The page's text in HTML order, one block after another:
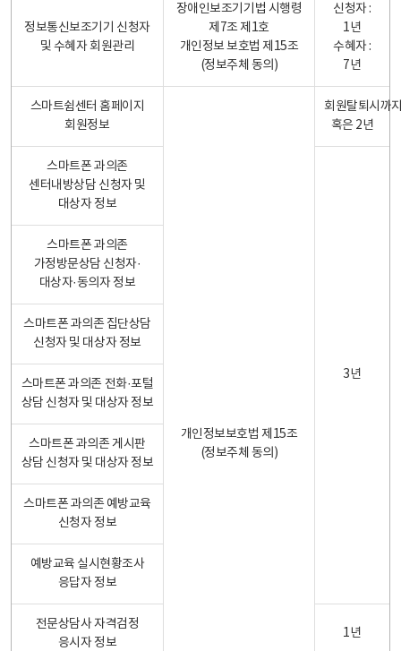
정보통신보조기기 신청자
및 수혜자 회원관리
장애인보조기기법 시행령
제7조 제1호
개인정보 보호법 제15조
(정보주체 동의)
신청자 :
1년
수혜자 :
7년
스마트쉼센터 홈페이지
회원정보
개인정보보호법 제15조
(정보주체 동의)
회원탈퇴시까
혹은 2년
스마트폰 과의존
센터내방상담 신청자 및
대상자 정보
3년
스마트폰 과의존
가정방문상담 신청자·
대상자·동의자 정보
스마트폰 과의존 집단상담
신청자 및 대상자 정보
스마트폰 과의존 전화·포털
상담 신청자 및 대상자 정보
스마트폰 과의존 게시판
상담 신청자 및 대상자 정보
스마트폰 과의존 예방교육
신청자 정보
예방교육 실시현황조사
응답자 정보
전문상담사 자격검정
응시자 정보
1년